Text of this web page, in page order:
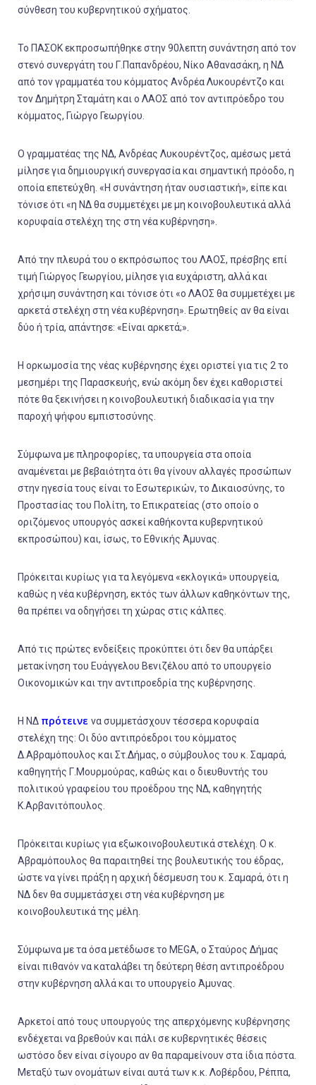
σύνθεση του κυβερνητικού σχήματος.
Το ΠΑΣΟΚ εκπροσωπήθηκε στην 90λεπτη συνάντηση από τον
στενό συνεργάτη του Γ.Παπανδρέου, Νίκο Αθανασάκη, η ΝΔ
από τον γραμματέα του κόμματος Ανδρέα Λυκουρέντζο και
τον Δημήτρη Σταμάτη και ο ΛΑΟΣ από τον αντιπρόεδρο του
κόμματος, Γιώργο Γεωργίου.
Ο γραμματέας της ΝΔ, Ανδρέας Λυκουρέντζος, αμέσως μετά
μίλησε για δημιουργική συνεργασία και σημαντική πρόοδο, η
οποία επετεύχθη. «Η συνάντηση ήταν ουσιαστική», είπε και
τόνισε ότι «η ΝΔ θα συμμετέχει με μη κοινοβουλευτικά αλλά
κορυφαία στελέχη της στη νέα κυβέρνηση».
Από την πλευρά του ο εκπρόσωπος του ΛΑΟΣ, πρέσβης επί
τιμή Γιώργος Γεωργίου, μίλησε για ευχάριστη, αλλά και
χρήσιμη συνάντηση και τόνισε ότι «ο ΛΑΟΣ θα συμμετέχει με
αρκετά στελέχη στη νέα κυβέρνηση». Ερωτηθείς αν θα είναι
δύο ή τρία, απάντησε: «Είναι αρκετά;».
Η ορκωμοσία της νέας κυβέρνησης έχει οριστεί για τις 2 το
μεσημέρι της Παρασκευής, ενώ ακόμη δεν έχει καθοριστεί
πότε θα ξεκινήσει η κοινοβουλευτική διαδικασία για την
παροχή ψήφου εμπιστοσύνης.
Σύμφωνα με πληροφορίες, τα υπουργεία στα οποία
αναμένεται με βεβαιότητα ότι θα γίνουν αλλαγές προσώπων
στην ηγεσία τους είναι το Εσωτερικών, το Δικαιοσύνης, το
Προστασίας του Πολίτη, το Επικρατείας (στο οποίο ο
οριζόμενος υπουργός ασκεί καθήκοντα κυβερνητικού
εκπροσώπου) και, ίσως, το Εθνικής Άμυνας.
Πρόκειται κυρίως για τα λεγόμενα «εκλογικά» υπουργεία,
καθώς η νέα κυβέρνηση, εκτός των άλλων καθηκόντων της,
θα πρέπει να οδηγήσει τη χώρας στις κάλπες.
Από τις πρώτες ενδείξεις προκύπτει ότι δεν θα υπάρξει
μετακίνηση του Ευάγγελου Βενιζέλου από το υπουργείο
Οικονομικών και την αντιπροεδρία της κυβέρνησης.
Η ΝΔ πρότεινε να συμμετάσχουν τέσσερα κορυφαία
στελέχη της: Οι δύο αντιπρόεδροι του κόμματος
Δ.Αβραμόπουλος και Στ.Δήμας, ο σύμβουλος του κ. Σαμαρά,
καθηγητής Γ.Μουρμούρας, καθώς και ο διευθυντής του
πολιτικού γραφείου του προέδρου της ΝΔ, καθηγητής
Κ.Αρβανιτόπουλος.
Πρόκειται κυρίως για εξωκοινοβουλευτικά στελέχη. Ο κ.
Αβραμόπουλος θα παραιτηθεί της βουλευτικής του έδρας,
ώστε να γίνει πράξη η αρχική δέσμευση του κ. Σαμαρά, ότι η
ΝΔ δεν θα συμμετάσχει στη νέα κυβέρνηση με
κοινοβουλευτικά της μέλη.
Σύμφωνα με τα όσα μετέδωσε το MEGA, ο Σταύρος Δήμας
είναι πιθανόν να καταλάβει τη δεύτερη θέση αντιπροέδρου
στην κυβέρνηση αλλά και το υπουργείο Άμυνας.
Αρκετοί από τους υπουργούς της απερχόμενης κυβέρνησης
ενδέχεται να βρεθούν και πάλι σε κυβερνητικές θέσεις
ωστόσο δεν είναι σίγουρο αν θα παραμείνουν στα ίδια πόστα.
Μεταξύ των ονομάτων είναι αυτά των κ.κ. Λοβέρδου, Ρέππα,